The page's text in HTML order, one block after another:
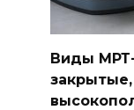
Виды